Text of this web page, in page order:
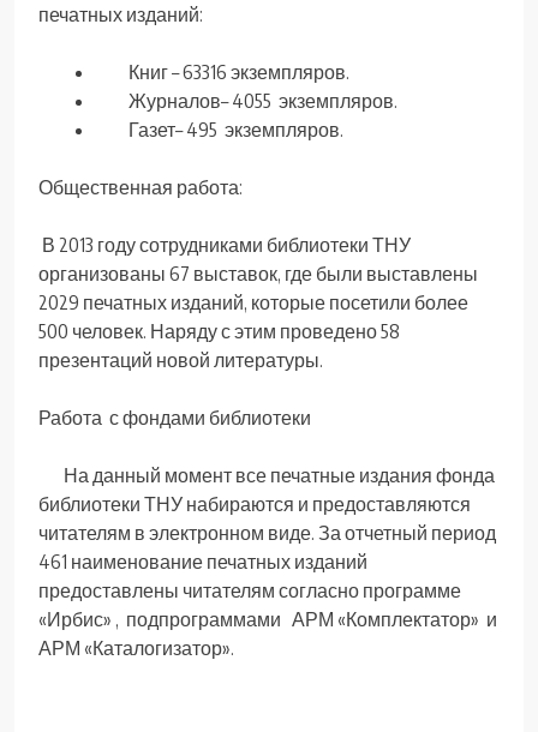
печатных изданий:
Книг – 63316 экземпляров.
Журналов– 4055 экземпляров.
Газет– 495 экземпляров.
Общественная работа:
В 2013 году сотрудниками библиотеки ТНУ
организованы 67 выставок, где были выставлены
2029 печатных изданий, которые посетили более
500 человек. Наряду с этим проведено 58
презентаций новой литературы.
Работа с фондами библиотеки
На данный момент все печатные издания фонда
библиотеки ТНУ набираются и предоставляются
читателям в электронном виде. За отчетный период
461 наименование печатных изданий
предоставлены читателям согласно программе
«Ирбис» , подпрограммами АРМ «Комплектатор» и
АРМ «Каталогизатор».